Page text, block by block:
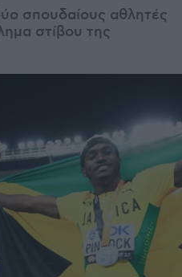
σπουδαίους αθλητές
στίβου της